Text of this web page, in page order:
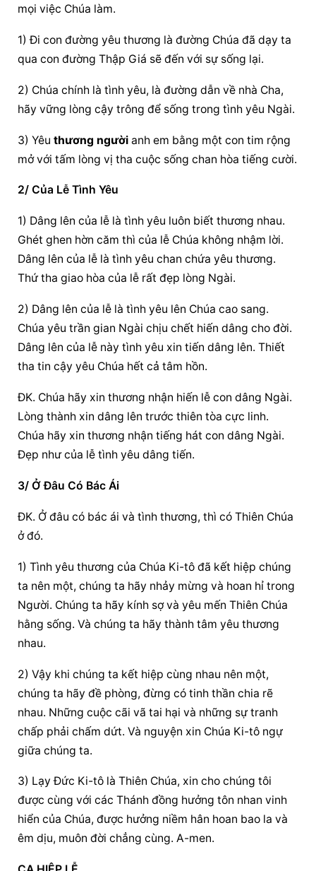
mọi việc Chúa làm.
1) Đi con đường yêu thương là đường Chúa đã dạy ta
qua con đường Thập Giá sẽ đến với sự sống lại.
2) Chúa chính là tình yêu, là đường dẫn về nhà Cha,
hãy vững lòng cậy trông để sống trong tình yêu Ngài.
3) Yêu thương người anh em bằng một con tim rộng
mở với tấm lòng vị tha cuộc sống chan hòa tiếng cười.
2/ Của Lễ Tình Yêu
1) Dâng lên của lễ là tình yêu luôn biết thương nhau.
Ghét ghen hờn căm thì của lễ Chúa không nhậm lời.
Dâng lên của lễ là tình yêu chan chứa yêu thương.
Thứ tha giao hòa của lễ rất đẹp lòng Ngài.
2) Dâng lên của lễ là tình yêu lên Chúa cao sang.
Chúa yêu trần gian Ngài chịu chết hiến dâng cho đời.
Dâng lên của lễ này tình yêu xin tiến dâng lên. Thiết
tha tin cậy yêu Chúa hết cả tâm hồn.
ĐK. Chúa hãy xin thương nhận hiến lễ con dâng Ngài.
Lòng thành xin dâng lên trước thiên tòa cực linh.
Chúa hãy xin thương nhận tiếng hát con dâng Ngài.
Đẹp như của lễ tình yêu dâng tiến.
3/ Ở Đâu Có Bác Ái
ĐK. Ở đâu có bác ái và tình thương, thì có Thiên Chúa
ở đó.
1) Tình yêu thương của Chúa Ki-tô đã kết hiệp chúng
ta nên một, chúng ta hãy nhảy mừng và hoan hỉ trong
Người. Chúng ta hãy kính sợ và yêu mến Thiên Chúa
hằng sống. Và chúng ta hãy thành tâm yêu thương
nhau.
2) Vậy khi chúng ta kết hiệp cùng nhau nên một,
chúng ta hãy đề phòng, đừng có tinh thần chia rẽ
nhau. Những cuộc cãi vã tai hại và những sự tranh
chấp phải chấm dứt. Và nguyện xin Chúa Ki-tô ngự
giữa chúng ta.
3) Lạy Đức Ki-tô là Thiên Chúa, xin cho chúng tôi
được cùng với các Thánh đồng hưởng tôn nhan vinh
hiển của Chúa, được hưởng niềm hân hoan bao la và
êm dịu, muôn đời chẳng cùng. A-men.